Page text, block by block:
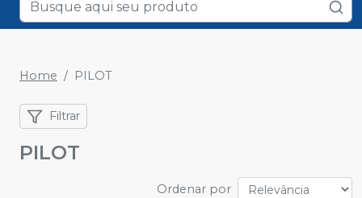
Home PILOT
Filtrar
PILOT
Ordenar por